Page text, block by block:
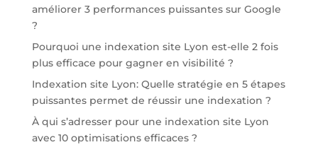
améliorer 3 performances puissantes sur Google
?
Pourquoi une indexation site Lyon est-elle 2 fois
plus efficace pour gagner en visibilité ?
Indexation site Lyon: Quelle stratégie en 5 étapes
puissantes permet de réussir une indexation ?
À qui s’adresser pour une indexation site Lyon
avec 10 optimisations efficaces ?